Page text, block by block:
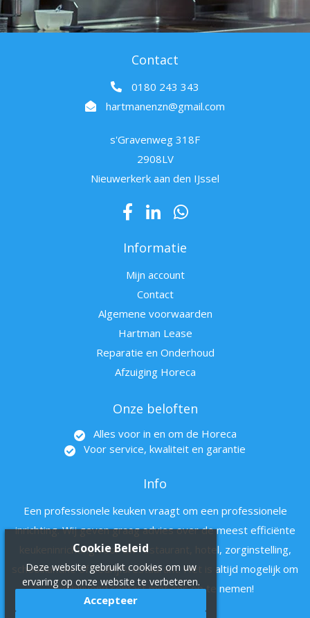
Contact
0180 243 343
hartmanenzn@gmail.com
s'Gravenweg 318F
2908LV
Nieuwerkerk aan den IJssel
Informatie
Mijn account
Contact
Algemene voorwaarden
Hartman Lease
Reparatie en Onderhoud
Afzuiging Horeca
Onze beloften
Alles voor in en om de Horeca
Voor service, kwaliteit en garantie
Info
Een professionele keuken vraagt om een professionele
inrichting. Wij geven graag advies over de meest efficiënte
keukeninrichting voor uw restaurant, hotel, zorginstelling,
schoolkantine of bedrijfsrestaurant. Het is altijd mogelijk om
vrijblijvend contact met ons op te nemen!
Cookie Beleid
Deze website gebruikt cookies om uw
ervaring op onze website te verbeteren.
Accepteer